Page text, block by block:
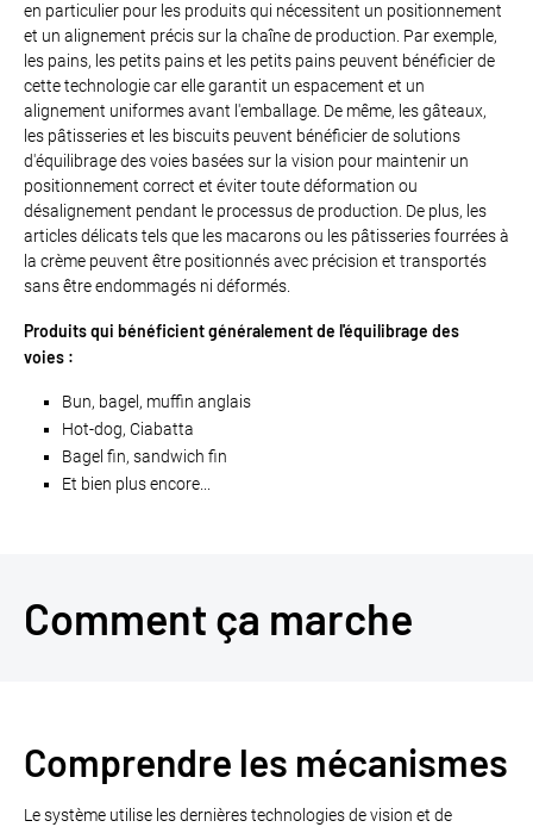
en particulier pour les produits qui nécessitent un positionnement
et un alignement précis sur la chaîne de production. Par exemple,
les pains, les petits pains et les petits pains peuvent bénéficier de
cette technologie car elle garantit un espacement et un
alignement uniformes avant l'emballage. De même, les gâteaux,
les pâtisseries et les biscuits peuvent bénéficier de solutions
d'équilibrage des voies basées sur la vision pour maintenir un
positionnement correct et éviter toute déformation ou
désalignement pendant le processus de production. De plus, les
articles délicats tels que les macarons ou les pâtisseries fourrées à
la crème peuvent être positionnés avec précision et transportés
sans être endommagés ni déformés.
Produits qui bénéficient généralement de l'équilibrage des
voies :
Bun, bagel, muffin anglais
Hot-dog, Ciabatta
Bagel fin, sandwich fin
Et bien plus encore...
Comment ça marche
Comprendre les mécanismes
Le système utilise les dernières technologies de vision et de